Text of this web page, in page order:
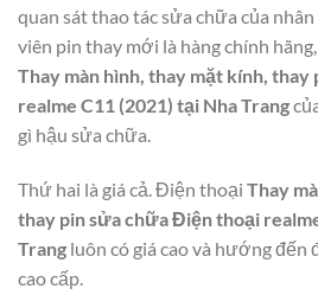
quan sát thao tác sửa chữa của
viên pin thay mới là hàng chính
Thay màn hình, thay mặt kính,
realme C11 (2021) tại Nha Trang
gì hậu sửa chữa.
Thứ hai là giá cả. Điện thoại Thay
thay pin sửa chữa Điện thoại
Trang luôn có giá cao và hướng
cao cấp.